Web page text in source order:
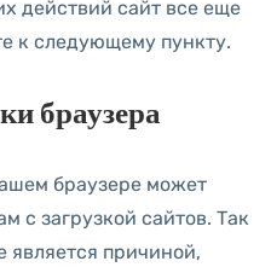
действий сайт все еще
к следующему пункту.
браузера
браузере может
с загрузкой сайтов. Так
является причиной,